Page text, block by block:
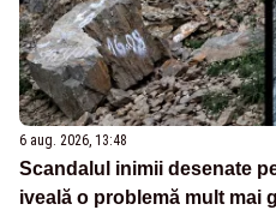
6 aug. 2026, 13:48
Scandalul inimii desenate
iveală o problemă mult mai